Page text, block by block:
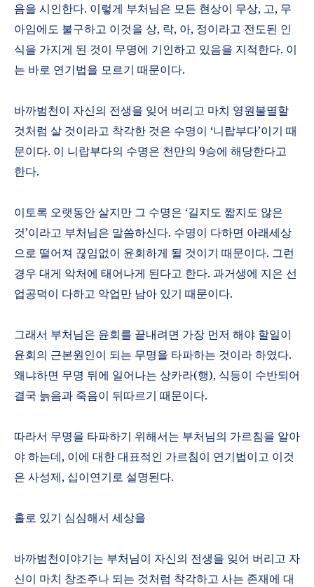
음을 시인한다. 이렇게 부처님은 모든 현상이 무상, 고, 무
아임에도 불구하고 이것을 상, 락, 아, 정이라고 전도된 인
식을 가지게 된 것이 무명에 기인하고 있음을 지적한다. 이
는 바로 연기법을 모르기 때문이다.
바까범천이 자신의 전생을 잊어 버리고 마치 영원불멸할
것처럼 살 것이라고 착각한 것은 수명이 ‘니랍부다’이기 때
문이다. 이 니랍부다의 수명은 천만의 9승에 해당한다고
한다.
이토록 오랫동안 살지만 그 수명은 ‘길지도 짧지도 않은
것’이라고 부처님은 말씀하신다. 수명이 다하면 아래세상
으로 떨어져 끊임없이 윤회하게 될 것이기 때문이다. 그런
경우 대게 악처에 태어나게 된다고 한다. 과거생에 지은 선
업공덕이 다하고 악업만 남아 있기 때문이다.
그래서 부처님은 윤회를 끝내려면 가장 먼저 해야 할일이
윤회의 근본원인이 되는 무명을 타파하는 것이라 하였다.
왜냐하면 무명 뒤에 일어나는 상카라(행), 식등이 수반되어
결국 늙음과 죽음이 뒤따르기 때문이다.
따라서 무명을 타파하기 위해서는 부처님의 가르침을 알아
야 하는데, 이에 대한 대표적인 가르침이 연기법이고 이것
은 사성제, 십이연기로 설명된다.
홀로 있기 심심해서 세상을
바까범천이야기는 부처님이 자신의 전생을 잊어 버리고 자
신이 마치 창조주나 되는 것처럼 착각하고 사는 존재에 대